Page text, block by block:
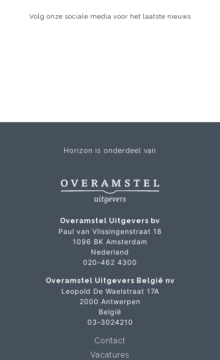
Volg onze sociale media voor het laatste nieuws
Horizon is onderdeel van
Overamstel Uitgevers bv
Paul van Vlissingenstraat 18
1096 BK Amsterdam
Nederland
020-462 4300
Overamstel Uitgevers België nv
Leopold De Waelstraat 17A
2000 Antwerpen
België
03-3024210
Contact
Vacatures